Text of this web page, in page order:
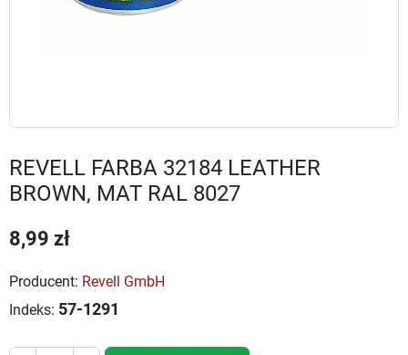
REVELL FARBA 32184 LEATHER
BROWN, MAT RAL 8027
8,99 zł
Producent: Revell GmbH
Indeks: 57-1291